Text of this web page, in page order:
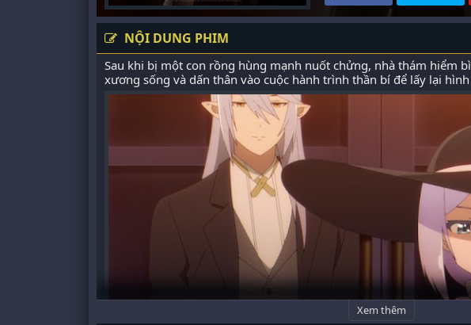
NỘI DUNG PHIM
Sau khi bị một con rồng hùng mạnh nuốt chửng, nhà thám hiểm
xương sống và dấn thân vào cuộc hành trình thần bí để lấy lại
Xem thêm